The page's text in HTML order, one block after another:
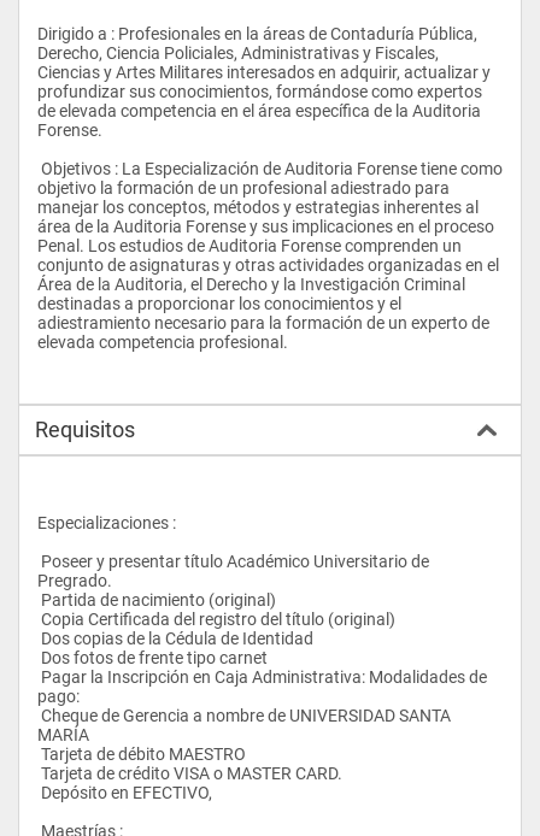
Dirigido a : Profesionales en la áreas de Contaduría Pública,
Derecho, Ciencia Policiales, Administrativas y Fiscales,
Ciencias y Artes Militares interesados en adquirir, actualizar y
profundizar sus conocimientos, formándose como expertos
de elevada competencia en el área específica de la Auditoria
Forense.
objetivo la formación de un profesional adiestrado para
manejar los conceptos, métodos y estrategias inherentes al
área de la Auditoria Forense y sus implicaciones en el proceso
Penal. Los estudios de Auditoria Forense comprenden un
conjunto de asignaturas y otras actividades organizadas en el
Área de la Auditoria, el Derecho y la Investigación Criminal
destinadas a proporcionar los conocimientos y el
adiestramiento necesario para la formación de un experto de
elevada competencia profesional.
Requisitos
Especializaciones :
Pregrado.
Partida de nacimiento (original)
Copia Certificada del registro del título (original)
Dos copias de la Cédula de Identidad
Dos fotos de frente tipo carnet
pago:
MARÍA
Tarjeta de débito MAESTRO
Tarjeta de crédito VISA o MASTER CARD.
Depósito en EFECTIVO,
Maestrías :